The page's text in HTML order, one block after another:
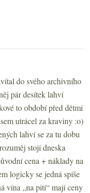
do svého archivního
pár desítek lahví
to období před dětmi
utrácel za kraviny :o)
lahví se za tu dobu
stojí dneska
cena + náklady na
logicky se jedná spíše
vína „na pití“ mají ceny